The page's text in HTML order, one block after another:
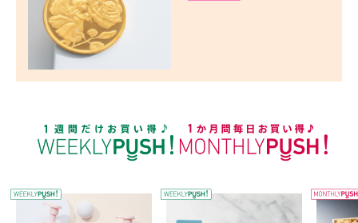
WEEKLY PUSH